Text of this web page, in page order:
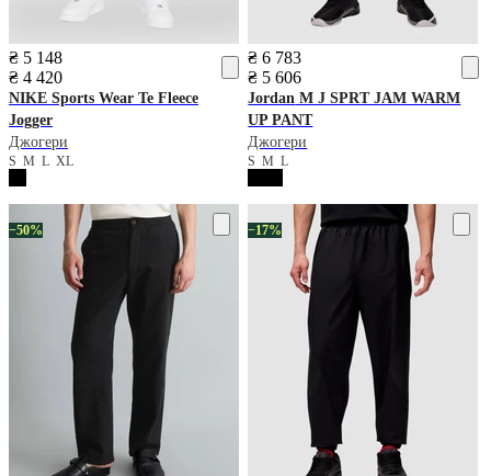
₴ 5 148
₴ 4 420
NIKE Sports Wear Te Fleece
Jogger
Джогери
S M L XL
₴ 6 783
₴ 5 606
Jordan M J SPRT JAM WARM
UP PANT
Джогери
SML
−50% −17%